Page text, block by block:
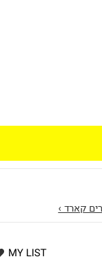
קארד ›
MY LIST